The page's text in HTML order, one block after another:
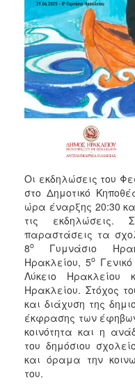
Οι εκδηλώσεις του
στο Δημοτικό
ώρα έναρξης 20:30
τις εκδηλώσεις.
παραστάσεις τα
8ο
Γυμνάσιο
Ηρακλείου, 5ο
Λύκειο Ηρακλείου
Ηρακλείου. Στόχος
και διάχυση της
έκφρασης των
κοινότητα και η
του δημόσιου
και όραμα την
του.